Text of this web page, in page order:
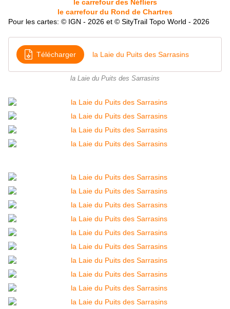
le carrefour des Néfliers
le carrefour du Rond de Chartres
Pour les cartes: © IGN - 2026 et © SityTrail Topo World - 2026
Télécharger la Laie du Puits des Sarrasins
la Laie du Puits des Sarrasins